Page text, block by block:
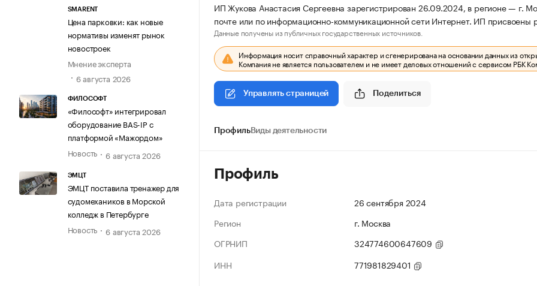
SMARENT
Цена парковки: как новые
нормативы изменят рынок
новостроек
Мнение эксперта
6 августа 2026
ФИЛОСОФТ
«Философт» интегрировал
оборудование BAS-IP с
платформой «Мажордом»
Новость
6 августа 2026
ЭМЦТ
ЭМЦТ поставила тренажер для
судомехаников в Морской
колледж в Петербурге
Новость
6 августа 2026
ИП Жукова Анастасия Сергеевна зарегистрирован 26.09.2024, в регионе — г.
почте или по информационно-коммуникационной сети Интернет. ИП
Данные получены из публичных государственных источников.
Информация носит справочный характер и сгенерирована на основании данных из
Компания не является пользователем и не имеет деловых отношений с сервисом РБК
Управлять страницей Поделиться
ПрофильВиды деятельности
Профиль
Дата регистрации
26 сентября 2024
Регион
г. Москва
ОГРНИП
324774600647609
ИНН
771981829401